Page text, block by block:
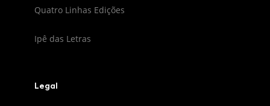
Quatro Linhas Edições
Ipê das Letras
Legal